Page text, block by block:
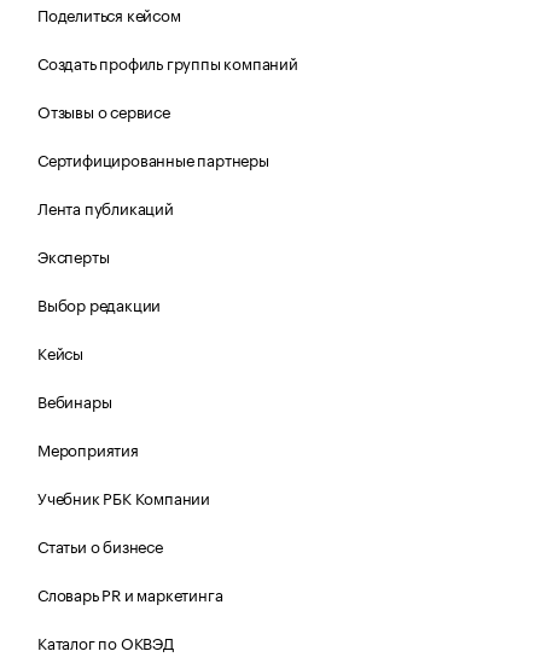
Поделиться кейсом
Создать профиль группы компаний
Отзывы о сервисе
Сертифицированные партнеры
Лента публикаций
Эксперты
Выбор редакции
Кейсы
Вебинары
Мероприятия
Учебник РБК Компании
Статьи о бизнесе
Словарь PR и маркетинга
Каталог по ОКВЭД